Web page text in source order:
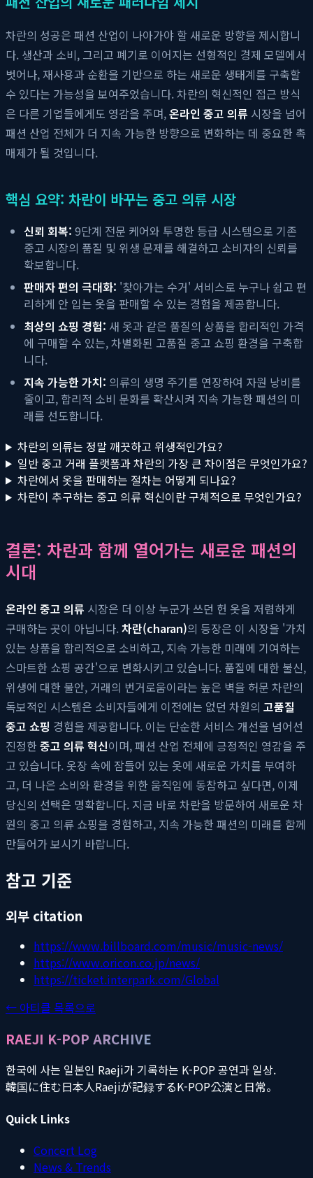
차란의 성공은 패션 산업이 나아가야 할 새로운 방향을 제시합니
다. 생산과 소비, 그리고 폐기로 이어지는 선형적인 경제 모델에서
벗어나, 재사용과 순환을 기반으로 하는 새로운 생태계를 구축할
수 있다는 가능성을 보여주었습니다. 차란의 혁신적인 접근 방식
은 다른 기업들에게도 영감을 주며,온라인 중고 의류 시장을 넘어
패션 산업 전체가 더 지속 가능한 방향으로 변화하는 데 중요한 촉
매제가 될 것입니다.
핵심 요약: 차란이 바꾸는 중고 의류 시장
신뢰 회복: 9단계 전문 케어와 투명한 등급 시스템으로 기존
중고 시장의 품질 및 위생 문제를 해결하고 소비자의 신뢰를
확보합니다.
판매자 편의 극대화: '찾아가는 수거' 서비스로 누구나 쉽고 편
리하게 안 입는 옷을 판매할 수 있는 경험을 제공합니다.
최상의 쇼핑 경험: 새 옷과 같은 품질의 상품을 합리적인 가격
에 구매할 수 있는, 차별화된 고품질 중고 쇼핑 환경을 구축합
니다.
지속 가능한 가치: 의류의 생명 주기를 연장하여 자원 낭비를
줄이고, 합리적 소비 문화를 확산시켜 지속 가능한 패션의 미
래를 선도합니다.
차란의 의류는 정말 깨끗하고 위생적인가요?
일반 중고 거래 플랫폼과 차란의 가장 큰 차이점은 무엇인가요?
차란에서 옷을 판매하는 절차는 어떻게 되나요?
차란이 추구하는 중고 의류 혁신이란 구체적으로 무엇인가요?
결론: 차란과 함께 열어가는 새로운 패션의
시대
온라인 중고 의류 시장은 더 이상 누군가 쓰던 헌 옷을 저렴하게
구매하는 곳이 아닙니다.차란(charan)의 등장은 이 시장을 '가치
있는 상품을 합리적으로 소비하고, 지속 가능한 미래에 기여하는
스마트한 쇼핑 공간'으로 변화시키고 있습니다. 품질에 대한 불신,
위생에 대한 불안, 거래의 번거로움이라는 높은 벽을 허문 차란의
독보적인 시스템은 소비자들에게 이전에는 없던 차원의 고품질
중고 쇼핑 경험을 제공합니다. 이는 단순한 서비스 개선을 넘어선
진정한 중고 의류 혁신이며, 패션 산업 전체에 긍정적인 영감을 주
고 있습니다. 옷장 속에 잠들어 있는 옷에 새로운 가치를 부여하
고, 더 나은 소비와 환경을 위한 움직임에 동참하고 싶다면, 이제
당신의 선택은 명확합니다. 지금 바로 차란을 방문하여 새로운 차
원의 중고 의류 쇼핑을 경험하고, 지속 가능한 패션의 미래를 함께
만들어가 보시기 바랍니다.
참고 기준
외부 citation
https://www.billboard.com/music/music-news/
https://www.oricon.co.jp/news/
https://ticket.interpark.com/Global
← 아티클 목록으로
RAEJI K-POP ARCHIVE
한국에 사는 일본인 Raeji가 기록하는 K-POP 공연과 일상.
韓国に住む日本人Raejiが記録するK-POP公演と日常。
Quick Links
Concert Log
News & Trends